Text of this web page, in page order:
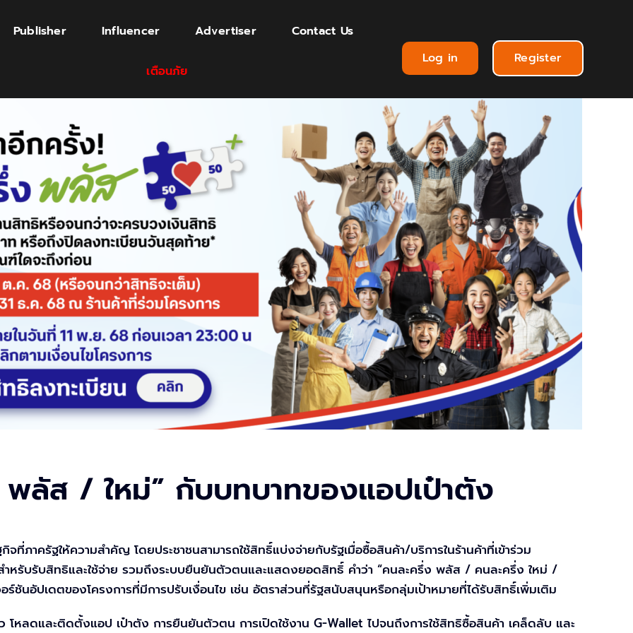
Publisher Influencer Advertiser Contact Us
เตือนภัย
Log in Register
พลัส / ใหม่” กับบทบาทของแอปเป๋าตัง
จที่ภาครัฐให้ความสำคัญ โดยประชาชนสามารถใช้สิทธิ์แบ่งจ่ายกับรัฐเมื่อซื้อสินค้า/บริการในร้านค้าที่เข้าร่วม
ำหรับรับสิทธิและใช้จ่าย รวมถึงระบบยืนยันตัวตนและแสดงยอดสิทธิ์ คำว่า “คนละครึ่ง พลัส / คนละครึ่ง ใหม่ /
นอัปเดตของโครงการที่มีการปรับเงื่อนไข เช่น อัตราส่วนที่รัฐสนับสนุนหรือกลุ่มเป้าหมายที่ได้รับสิทธิ์เพิ่มเติม
โหลดและติดตั้งแอป เป๋าตัง การยืนยันตัวตน การเปิดใช้งาน G-Wallet ไปจนถึงการใช้สิทธิซื้อสินค้า เคล็ดลับ และ